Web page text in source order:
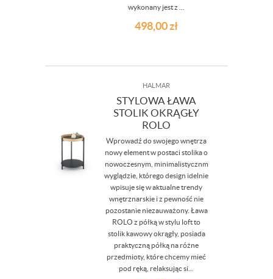
wykonany jest z ...
498,00zł
HALMAR
STYLOWA ŁAWA
STOLIK OKRĄGŁY
ROLO
Wprowadź do swojego wnętrza
nowy element w postaci stolika o
nowoczesnym, minimalistycznm
wyglądzie, którego design idelnie
wpisuje się w aktualne trendy
wnętrznarskie i z pewność nie
pozostanie niezauważony. Ława
ROLO z półką w stylu loft to
stolik kawowy okrągły, posiada
praktyczną półką na różne
przedmioty, które chcemy mieć
pod ręką, relaksując si...